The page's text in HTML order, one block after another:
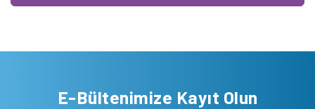
E-Bültenimize Kayıt Olun